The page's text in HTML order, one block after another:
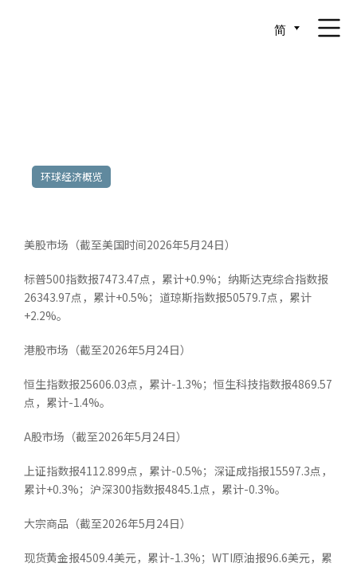
简
环球经济概览
美股市场（截至美国时间2026年5月24日）
标普500指数报7473.47点，累计+0.9%；纳斯达克综合指数报
26343.97点，累计+0.5%；道琼斯指数报50579.7点，累计
+2.2%。
港股市场（截至2026年5月24日）
恒生指数报25606.03点，累计-1.3%；恒生科技指数报4869.57
点，累计-1.4%。
A股市场（截至2026年5月24日）
上证指数报4112.899点，累计-0.5%；深证成指报15597.3点，
累计+0.3%；沪深300指数报4845.1点，累计-0.3%。
大宗商品（截至2026年5月24日）
现货黄金报4509.4美元，累计-1.3%；WTI原油报96.6美元，累